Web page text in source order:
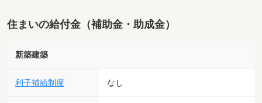
住まいの給付金（補助金・助成金）
新築建築
利子補給制度 なし